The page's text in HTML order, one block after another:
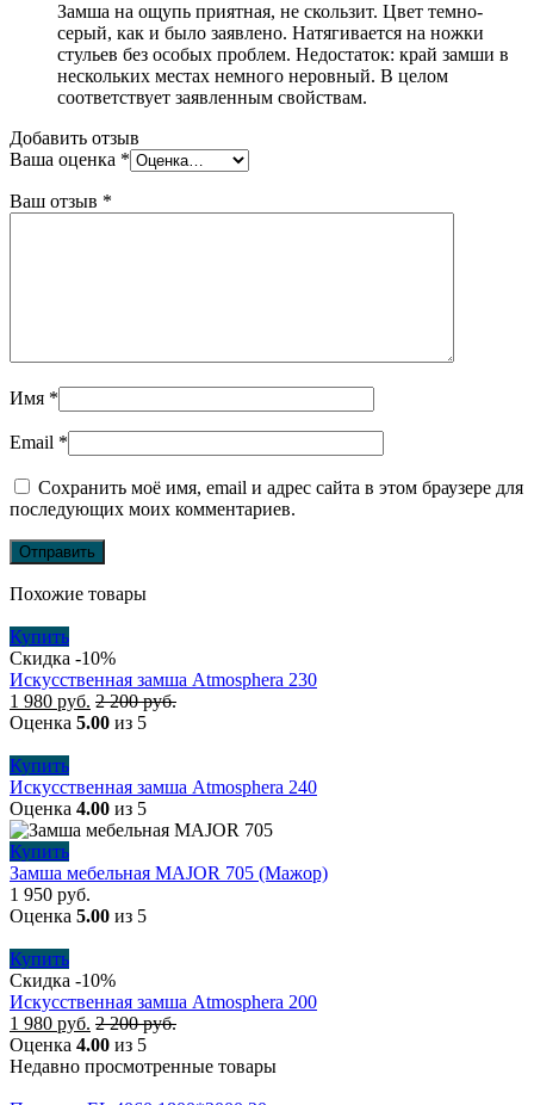
Замша на ощупь приятная, не скользит. Цвет темно-
серый, как и было заявлено. Натягивается на ножки
стульев без особых проблем. Недостаток: край замши в
нескольких местах немного неровный. В целом
соответствует заявленным свойствам.
Добавить отзыв
Ваша оценка *
Ваш отзыв *
Имя *
Email *
Сохранить моё имя, email и адрес сайта в этом браузере для
последующих моих комментариев.
Похожие товары
Купить
Скидка -10%
Искусственная замша Atmosphera 230
1 980 руб. 2 200руб.
Оценка 5.00 из 5
Купить
Искусственная замша Atmosphera 240
Оценка 4.00 из 5
Купить
Замша мебельная MAJOR 705 (Мажор)
1 950 руб.
Оценка 5.00 из 5
Купить
Скидка -10%
Искусственная замша Atmosphera 200
1 980 руб. 2 200руб.
Оценка 4.00 из 5
Недавно просмотренные товары